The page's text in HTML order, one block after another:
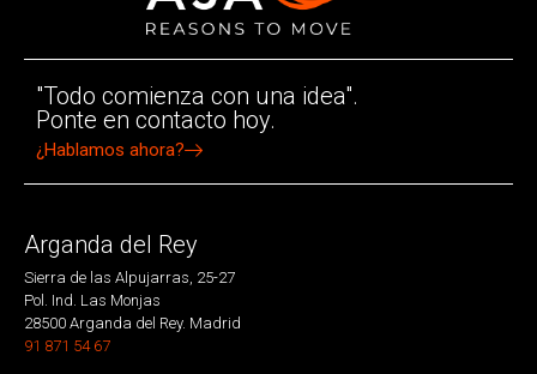
"Todo comienza con una idea".
Ponte en contacto hoy.
¿Hablamos ahora?
Arganda del Rey
Sierra de las Alpujarras, 25-27
Pol. Ind. Las Monjas
28500 Arganda del Rey. Madrid
91 871 54 67